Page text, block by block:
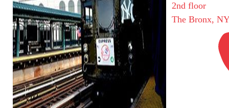
2nd floor
The Bronx,